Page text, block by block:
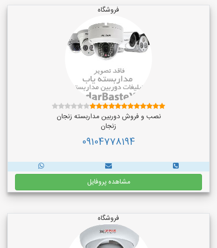
فروشگاه
نصب و فروش دوربین مداربسته زنجان
زنجان
09104778194
مشاهده پروفایل
فروشگاه